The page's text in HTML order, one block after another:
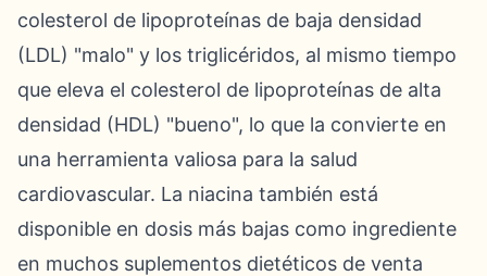
colesterol de lipoproteínas de baja densidad
(LDL) "malo" y los triglicéridos, al mismo tiempo
que eleva el colesterol de lipoproteínas de alta
densidad (HDL) "bueno", lo que la convierte en
una herramienta valiosa para la salud
cardiovascular. La niacina también está
disponible en dosis más bajas como ingrediente
en muchos suplementos dietéticos de venta